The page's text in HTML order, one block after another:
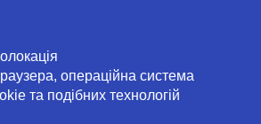
операційна система
та подібних технологій